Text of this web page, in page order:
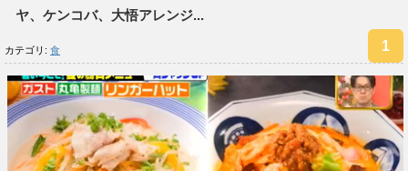
ヤ、ケンコバ、大悟アレンジ...
カテゴリ: 食